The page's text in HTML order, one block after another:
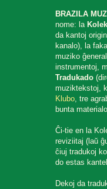
BRAZILA
nome: la
da kantoj
kanalo), la
muziko
instrumentoj,
Tradukado
muziktekstoj,
Klubo, tre
bunta
Ĉi-tie en la
reviziitaj (laŭ
ĉiuj tradukoj
do estas
Dekoj da